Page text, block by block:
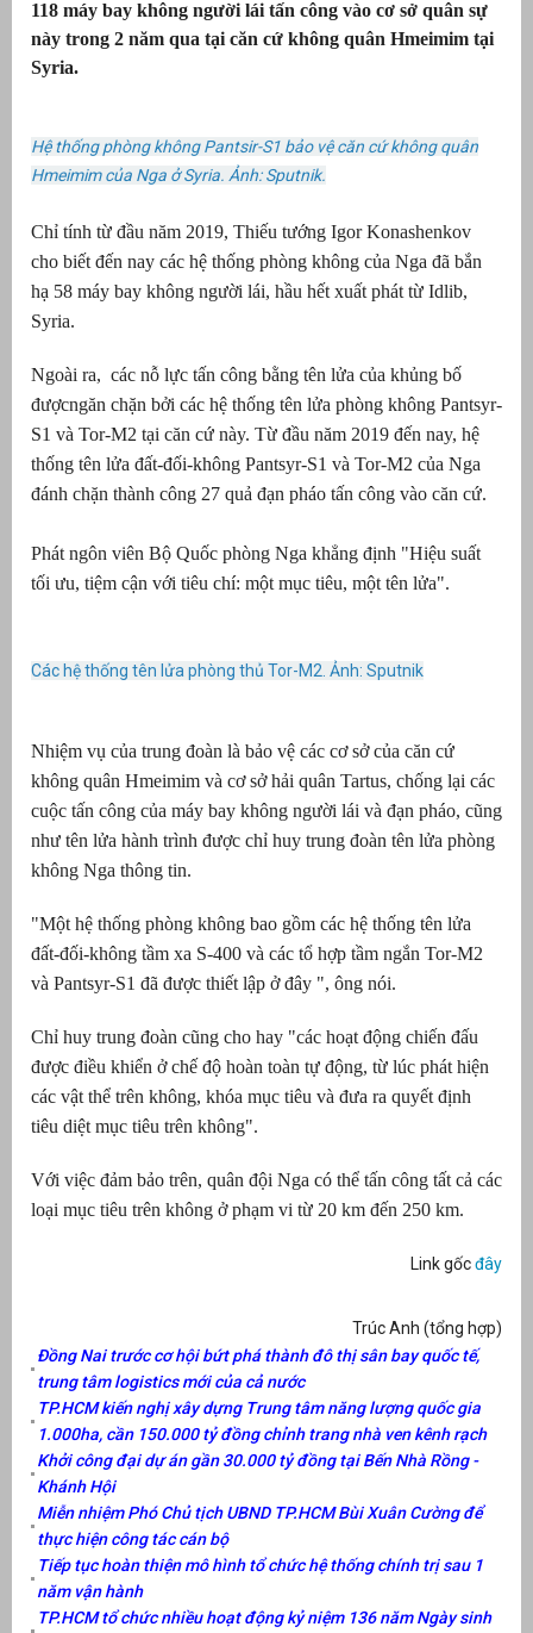
118 máy bay không người lái tấn công vào cơ sở quân sự
này trong 2 năm qua tại căn cứ không quân Hmeimim tại
Syria.
Hệ thống phòng không Pantsir-S1 bảo vệ căn cứ không quân
Hmeimim của Nga ở Syria. Ảnh: Sputnik.
Chỉ tính từ đầu năm 2019, Thiếu tướng Igor Konashenkov
cho biết đến nay các hệ thống phòng không của Nga đã bắn
hạ 58 máy bay không người lái, hầu hết xuất phát từ Idlib,
Syria.
Ngoài ra, các nỗ lực tấn công bằng tên lửa của khủng bố
đượcngăn chặn bởi các hệ thống tên lửa phòng không Pantsyr-
S1 và Tor-M2 tại căn cứ này. Từ đầu năm 2019 đến nay, hệ
thống tên lửa đất-đối-không Pantsyr-S1 và Tor-M2 của Nga
đánh chặn thành công 27 quả đạn pháo tấn công vào căn cứ.
Phát ngôn viên Bộ Quốc phòng Nga khẳng định "Hiệu suất
tối ưu, tiệm cận với tiêu chí: một mục tiêu, một tên lửa".
Các hệ thống tên lửa phòng thủ Tor-M2. Ảnh: Sputnik
Nhiệm vụ của trung đoàn là bảo vệ các cơ sở của căn cứ
không quân Hmeimim và cơ sở hải quân Tartus, chống lại các
cuộc tấn công của máy bay không người lái và đạn pháo, cũng
như tên lửa hành trình được chỉ huy trung đoàn tên lửa phòng
không Nga thông tin.
"Một hệ thống phòng không bao gồm các hệ thống tên lửa
đất-đối-không tầm xa S-400 và các tổ hợp tầm ngắn Tor-M2
và Pantsyr-S1 đã được thiết lập ở đây ", ông nói.
Chỉ huy trung đoàn cũng cho hay "các hoạt động chiến đấu
được điều khiển ở chế độ hoàn toàn tự động, từ lúc phát hiện
các vật thể trên không, khóa mục tiêu và đưa ra quyết định
tiêu diệt mục tiêu trên không".
Với việc đảm bảo trên, quân đội Nga có thể tấn công tất cả các
loại mục tiêu trên không ở phạm vi từ 20 km đến 250 km.
Link gốcđây
Trúc Anh (tổng hợp)
Đồng Nai trước cơ hội bứt phá thành đô thị sân bay quốc tế,
trung tâm logistics mới của cả nước
TP.HCM kiến nghị xây dựng Trung tâm năng lượng quốc gia
1.000ha, cần 150.000 tỷ đồng chỉnh trang nhà ven kênh rạch
Khởi công đại dự án gần 30.000 tỷ đồng tại Bến Nhà Rồng -
Khánh Hội
Miễn nhiệm Phó Chủ tịch UBND TP.HCM Bùi Xuân Cường để
thực hiện công tác cán bộ
Tiếp tục hoàn thiện mô hình tổ chức hệ thống chính trị sau 1
năm vận hành
TP.HCM tổ chức nhiều hoạt động kỷ niệm 136 năm Ngày sinh